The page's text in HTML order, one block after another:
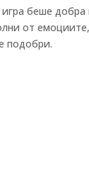
беше добра
от
подобри.